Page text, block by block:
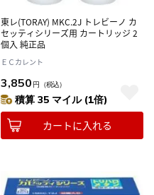
東レ(TORAY) MKC.2J トレビーノ カ
セッティシリーズ用 カートリッジ 2
個入 純正品
ＥＣカレント
3,850 円 （税込）
積算 35 マイル (1倍)
カートに入れる